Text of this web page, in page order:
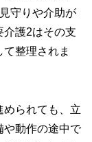
守りや介助が
介護2はその支
整理されま
められても、立
や動作の途中で